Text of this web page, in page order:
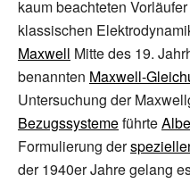
kaum beachteten
klassischen
Maxwell Mitte des 19.
benannten Maxwell-
Untersuchung der
Bezugssystemeführte
Formulierung der
der 1940er Jahre gelang